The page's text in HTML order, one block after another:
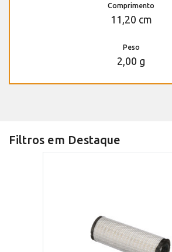
Comprimento
11,20 cm
Peso
2,00 g
Filtros em Destaque